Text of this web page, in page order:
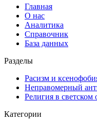
Главная
О нас
Аналитика
Справочник
База данных
Разделы
Расизм и
Неправомерный
Религия в светском
Категории